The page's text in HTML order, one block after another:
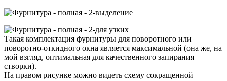
Такая комплектация фурнитуры для поворотного или
поворотно-откидного окна является максимальной (она же, на
мой взгляд, оптимальная для качественного запирания
створки).
На правом рисунке можно видеть схему сокращенной